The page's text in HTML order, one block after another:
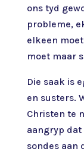
ons tyd
probleme,
elkeen
moet maar
Die saak is
en susters.
Christen te
aangryp dat
sondes aan